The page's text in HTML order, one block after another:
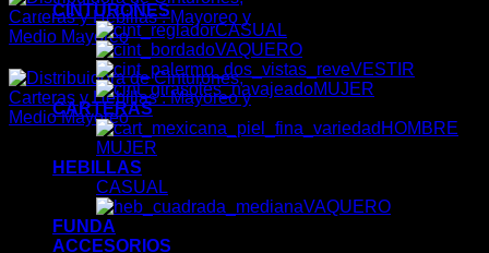
CINTURONES
CASUAL
VAQUERO
VESTIR
MUJER
CARTERAS
HOMBRE
MUJER
HEBILLAS
CASUAL
VAQUERO
FUNDA
ACCESORIOS